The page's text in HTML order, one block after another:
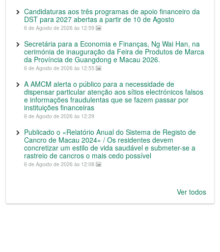
Candidaturas aos três programas de apoio financeiro da
DST para 2027 abertas a partir de 10 de Agosto
6 de Agosto de 2026 às 12:59
Secretária para a Economia e Finanças, Ng Wai Han, na
cerimónia de inauguração da Feira de Produtos de Marca
da Província de Guangdong e Macau 2026.
6 de Agosto de 2026 às 12:55
A AMCM alerta o público para a necessidade de
dispensar particular atenção aos sítios electrónicos falsos
e informações fraudulentas que se fazem passar por
instituições financeiras
6 de Agosto de 2026 às 12:29
Publicado o «Relatório Anual do Sistema de Registo de
Cancro de Macau 2024» / Os residentes devem
concretizar um estilo de vida saudável e submeter-se a
rastreio de cancros o mais cedo possível
6 de Agosto de 2026 às 12:08
Ver todos